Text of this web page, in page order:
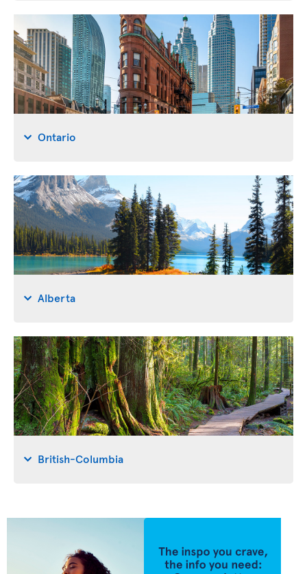
Ontario
Alberta
British-Columbia